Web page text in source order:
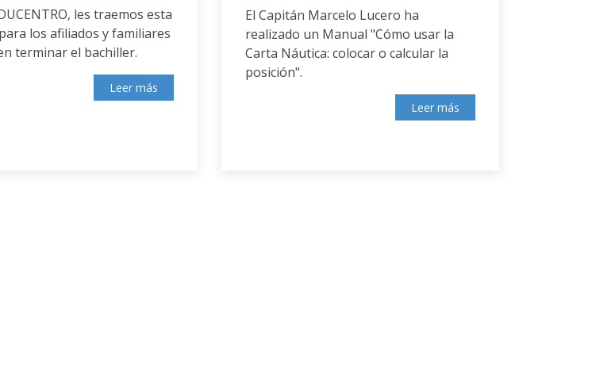
les traemos esta
los afiliados y familiares
terminar el bachiller.
Leer más
El Capitán Marcelo Lucero ha
realizado un Manual "Cómo usar la
Carta Náutica: colocar o calcular la
posición".
Leer más